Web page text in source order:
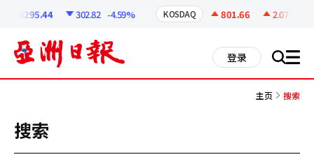
6295.44 302.82 -4.59% KOSDAQ 801.66 2.07
登录 搜 all
主页 搜索
搜索